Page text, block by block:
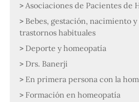
Asociaciones de Pacientes de
Bebes, gestación, nacimiento
trastornos habituales
Deporte y homeopatía
Drs. Banerji
En primera persona con la
Formación en homeopatía